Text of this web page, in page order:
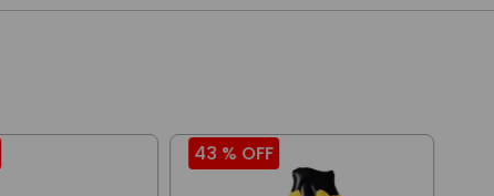
43 % OFF